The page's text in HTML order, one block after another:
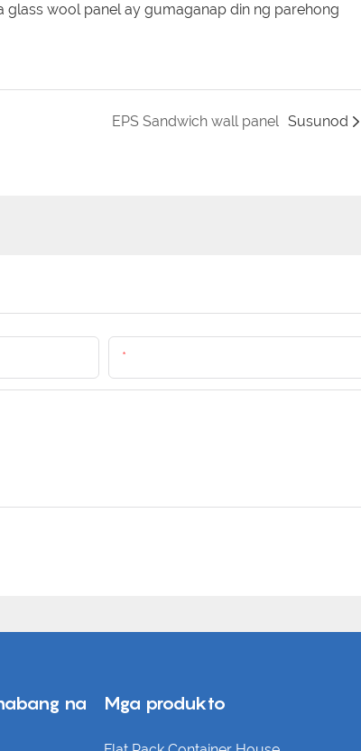
glass wool panel ay gumaganap din ng parehong
EPS Sandwich wall panel Susunod
na
Mga produkto